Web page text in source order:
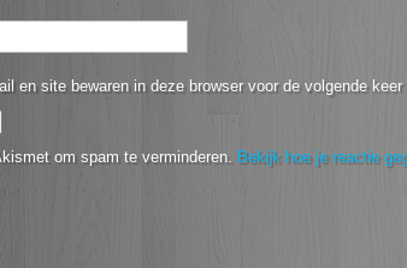
en site bewaren in deze browser voor de volgende
om spam te verminderen. Bekijk hoe je reactie